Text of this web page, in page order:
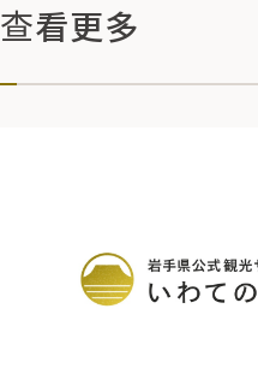
查看更多